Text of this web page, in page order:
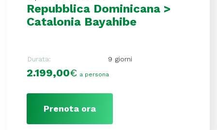
Repubblica Dominicana >
Catalonia Bayahibe
Durata: 9 giorni
2.199,00€ a persona
Prenota ora